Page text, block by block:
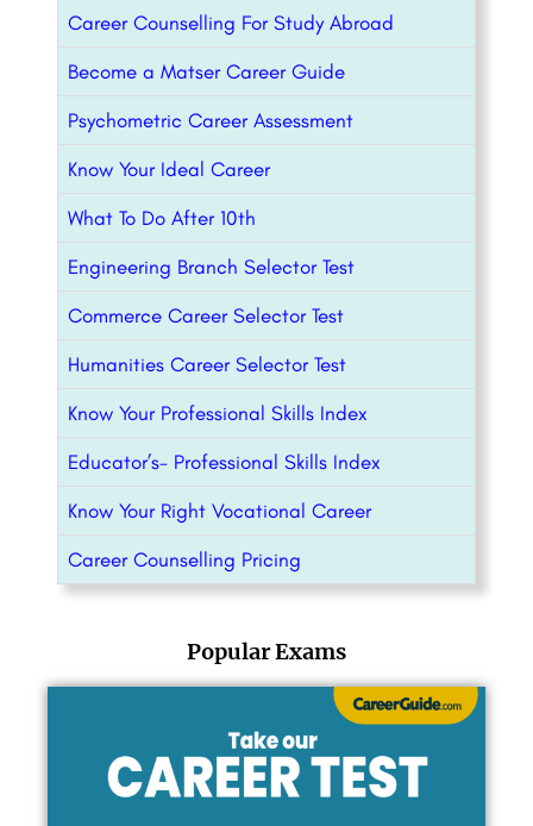
Career Counselling For Study Abroad
Become a Matser Career Guide
Psychometric Career Assessment
Know Your Ideal Career
What To Do After 10th
Engineering Branch Selector Test
Commerce Career Selector Test
Humanities Career Selector Test
Know Your Professional Skills Index
Educator’s- Professional Skills Index
Know Your Right Vocational Career
Career Counselling Pricing
Popular Exams